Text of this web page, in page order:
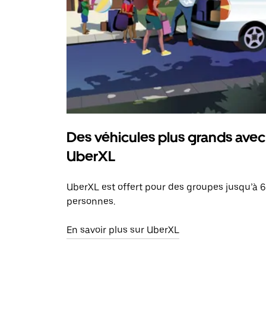
Des véhicules plus grands avec
UberXL
UberXL est offert pour des groupes jusqu’à 6
personnes.
En savoir plus sur UberXL